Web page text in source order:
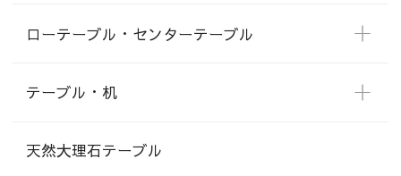
ローテーブル・センターテーブル
テーブル・机
天然大理石テーブル